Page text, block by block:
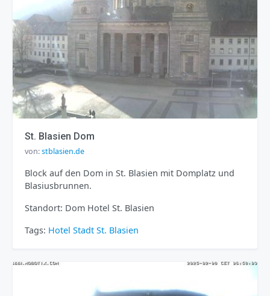
St. Blasien Dom
von:stblasien.de
Block auf den Dom in St. Blasien mit Domplatz und
Blasiusbrunnen.
Standort: Dom Hotel St. Blasien
Tags: Hotel Stadt St. Blasien